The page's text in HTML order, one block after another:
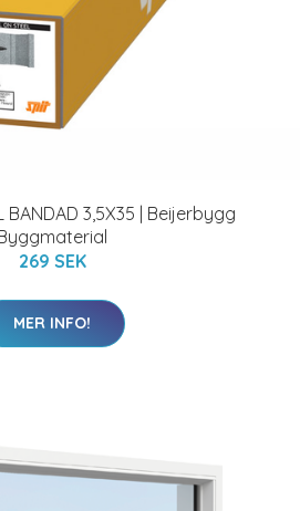
BANDAD 3,5X35 | Beijerbygg
269 SEK
MER INFO!